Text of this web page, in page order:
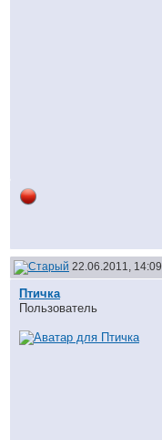
22.06.2011, 14:09
Птичка
Пользователь